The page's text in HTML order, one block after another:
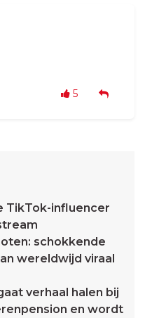
5
TikTok-influencer
schokkende
wereldwijd viraal
verhaal halen bij
en wordt